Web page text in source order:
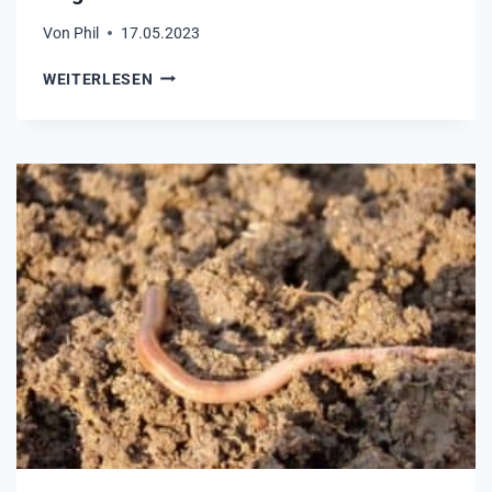
A
K
A
L
L
E
S
,
W
A
S
D
U
W
I
S
Von Phil 17.05.2023
WEITERLESEN H
B
E
E
T
B
E
W
Ä
S
S
E
R
U
N